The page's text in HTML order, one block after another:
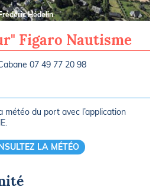
Hédelin
Figaro Nautisme
07 49 77 20 98
du port avec l’application
LA MÉTÉO